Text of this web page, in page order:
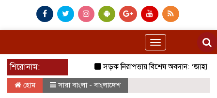
Toggle
navigation
শিরোনাম:
সড়ক নিরাপত্তায় বিশেষ অবদান: ‘জাহানারা
হোম সারা বাংলা - বাংলাদেশ